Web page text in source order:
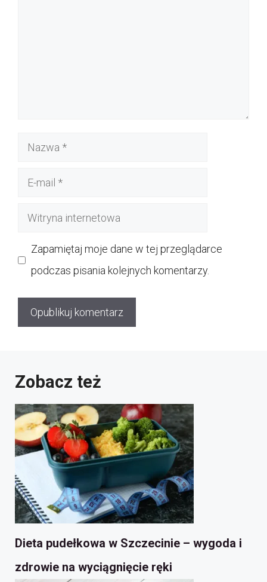
Nazwa
Witryna
Zapamiętaj moje dane w tej przeglądarce
podczas pisania kolejnych komentarzy.
Zobacz też
Dieta pudełkowa w Szczecinie – wygoda i
zdrowie na wyciągnięcie ręki